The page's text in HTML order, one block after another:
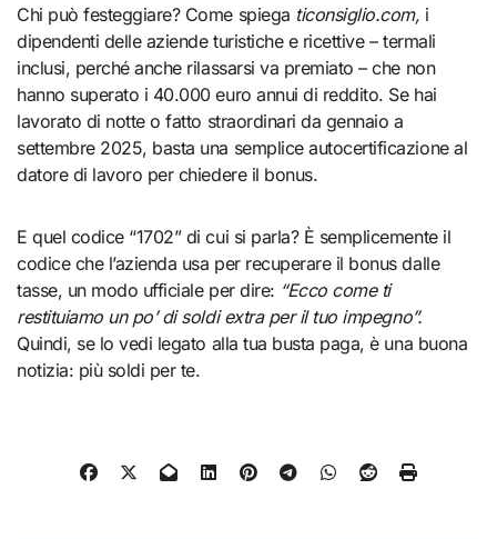
Chi può festeggiare? Come spiega ticonsiglio.com, i
dipendenti delle aziende turistiche e ricettive – termali
inclusi, perché anche rilassarsi va premiato – che non
hanno superato i 40.000 euro annui di reddito. Se hai
lavorato di notte o fatto straordinari da gennaio a
settembre 2025, basta una semplice autocertificazione al
datore di lavoro per chiedere il bonus.
E quel codice “1702” di cui si parla? È semplicemente il
codice che l’azienda usa per recuperare il bonus dalle
tasse, un modo ufficiale per dire: “Ecco come ti
restituiamo un po’ di soldi extra per il tuo impegno”.
Quindi, se lo vedi legato alla tua busta paga, è una buona
notizia: più soldi per te.